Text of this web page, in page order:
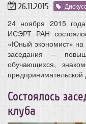
26.11.2015
24 ноября 2015
ИСЭРТ РАН
«Юный экономист» на
заседания –
обучающихся,
предпринимательской
Состоялось
клуба